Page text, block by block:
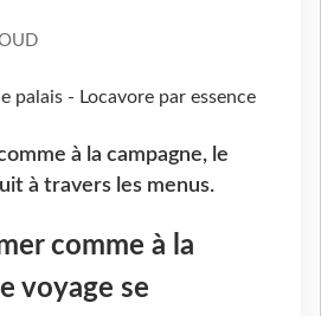
à la campagne, le
à travers les menus.
comme à la
voyage se